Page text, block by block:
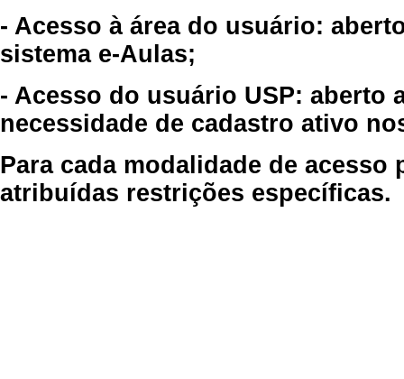
- Acesso à área do usuário:
sistema e-Aulas;
- Acesso do usuário USP: aberto
necessidade de cadastro ativo
Para cada modalidade de
atribuídas restrições específicas.